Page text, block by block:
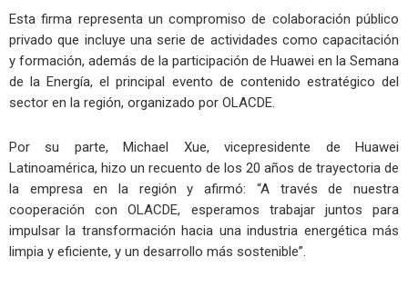
Esta firma representa un compromiso de colaboración público
privado que incluye una serie de actividades como capacitación
y formación, además de la participación de Huawei en la Semana
de la Energía, el principal evento de contenido estratégico del
sector en la región, organizado por OLACDE.
Por su parte, Michael Xue, vicepresidente de Huawei
Latinoamérica, hizo un recuento de los 20 años de trayectoria de
la empresa en la región y afirmó: “A través de nuestra
cooperación con OLACDE, esperamos trabajar juntos para
impulsar la transformación hacia una industria energética más
limpia y eficiente, y un desarrollo más sostenible”.